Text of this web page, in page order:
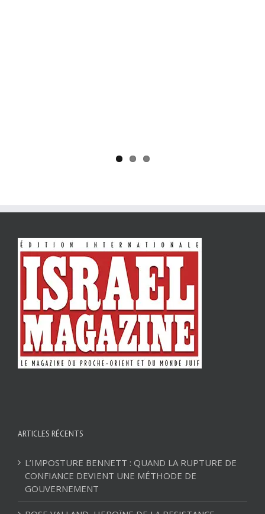
ARTICLES RÉCENTS
L’IMPOSTURE BENNETT : QUAND LA RUPTURE DE
CONFIANCE DEVIENT UNE MÉTHODE DE
GOUVERNEMENT